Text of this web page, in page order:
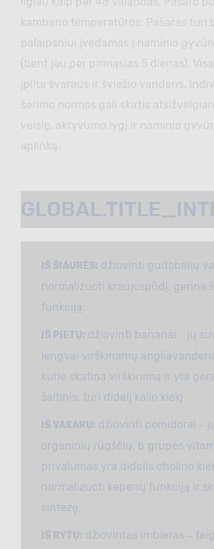
kambario temperatūros. Pašaras turi
palaipsniui įvedamas į naminio
(bent jau per pirmąsias 5 dienas).
įpilta švaraus ir šviežio vandens.
šėrimo normos gali skirtis
veislę, aktyvumo lygį ir naminio
aplinką.
IŠ ŠIAURĖS: džiovinti gudobelių
normalizuoti kraujospūdį, gerina
funkciją.
IŠ PIETŲ: džiovinti bananai ‒ jų
lengvai virškinamų
kurie skatina virškinimą ir yra
šaltinis, turi didelį kalio kiekį.
IŠ VAKARŲ: džiovinti pomidorai ‒
organinių rūgščių, b grupės
privalumas yra didelis cholino
normalizuoti kepenų funkciją ir
sintezę.
IŠ RYTŲ: džiovintas imbieras ‒